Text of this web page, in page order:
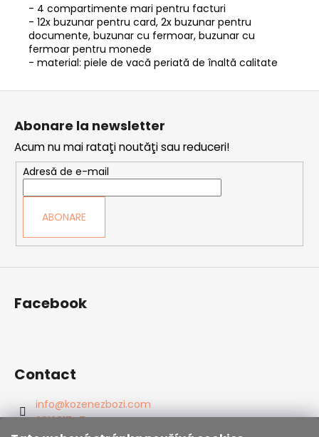
- 4 compartimente mari pentru facturi
- 12x buzunar pentru card, 2x buzunar pentru
documente, buzunar cu fermoar, buzunar cu
fermoar pentru monede
- material: piele de vacă periată de înaltă calitate
S
Abonare la newsletter
Acum nu mai rataţi noutăţi sau reduceri!
Adresă de e-mail
ABONARE
Facebook
Contact
info@kozenezbozi.com
381281747